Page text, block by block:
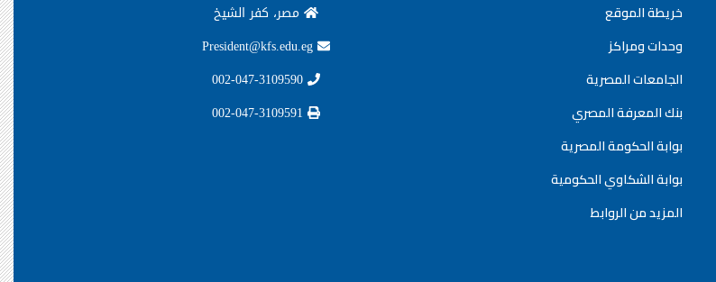
خريطة الموقع
وحدات ومراكز
الجامعات المصرية
بنك المعرفة المصري
بوابة الحكومة المصرية
بوابة الشكاوي الحكومية
المزيد من الروابط
مصر، كفر الشيخ